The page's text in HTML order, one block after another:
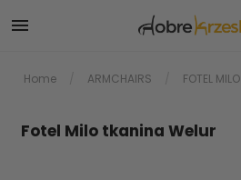

Home ARMCHAIRS FOTEL MILO
Fotel Milo tkanina Welur